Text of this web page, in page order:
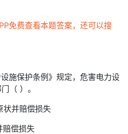
免费查看本题答案，还可以搜
施保护条例》规定，危害电力设
（ ）。
状并赔偿损失
赔偿损失